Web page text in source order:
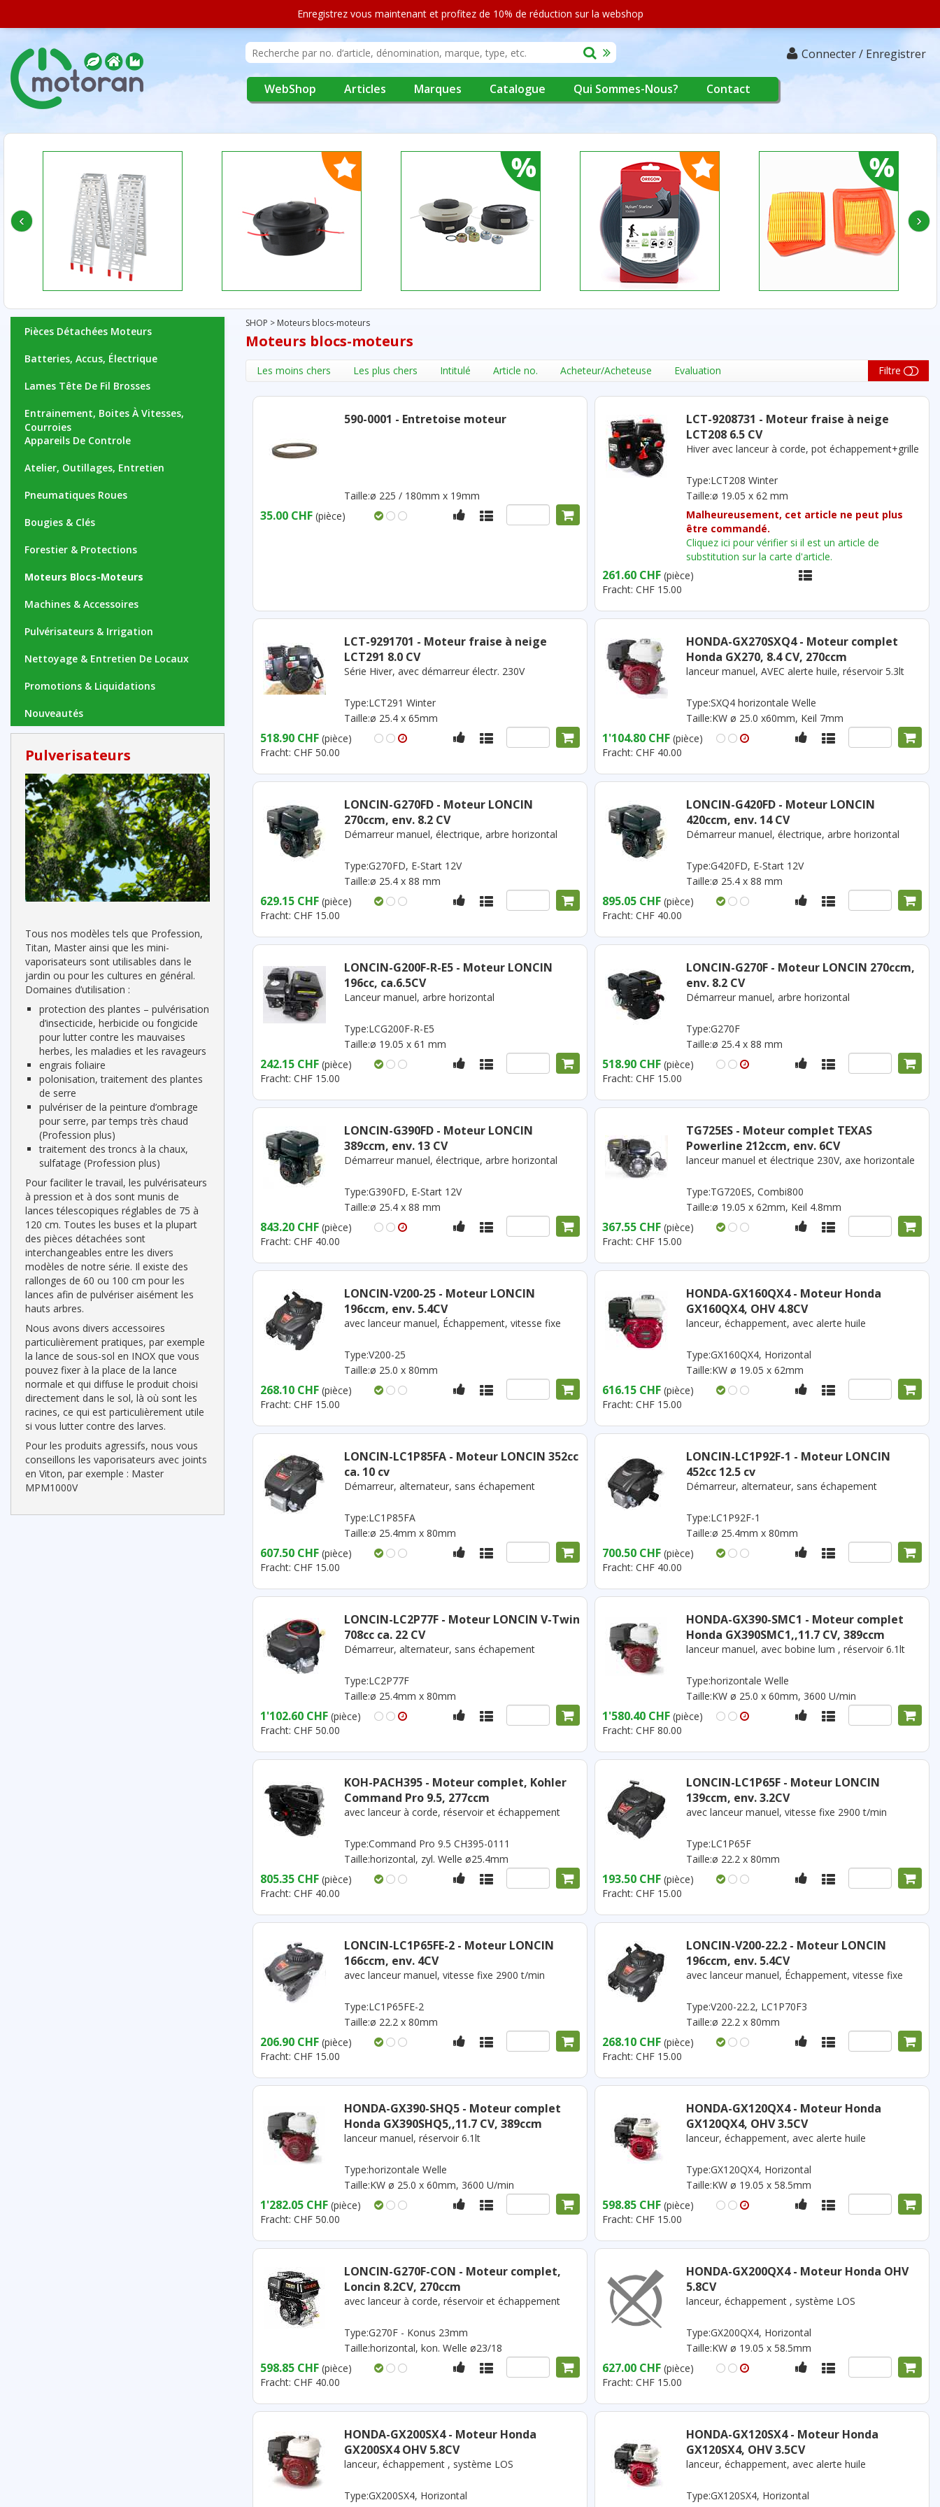
Enregistrez vous maintenant et profitez de 10% de réduction sur la webshop
Connecter / Enregistrer
WebShop Articles Marques Catalogue Qui Sommes-Nous? Contact
‹ ›
Pièces Détachées Moteurs
Batteries, Accus, Électrique
Lames Tête De Fil Brosses
Entrainement, Boites À Vitesses,
Courroies
Appareils De Controle
Atelier, Outillages, Entretien
Pneumatiques Roues
Bougies & Clés
Forestier & Protections
Moteurs Blocs-Moteurs
Machines & Accessoires
Pulvérisateurs & Irrigation
Nettoyage & Entretien De Locaux
Promotions & Liquidations
Nouveautés
Pulverisateurs
Tous nos modèles tels que Profession,
Titan, Master ainsi que les mini-
vaporisateurs sont utilisables dans le
jardin ou pour les cultures en général.
Domaines d’utilisation :
protection des plantes – pulvérisation
d’insecticide, herbicide ou fongicide
pour lutter contre les mauvaises
herbes, les maladies et les ravageurs
engrais foliaire
polonisation, traitement des plantes
de serre
pulvériser de la peinture d’ombrage
pour serre, par temps très chaud
(Profession plus)
traitement des troncs à la chaux,
sulfatage (Profession plus)
Pour faciliter le travail, les pulvérisateurs
à pression et à dos sont munis de
lances télescopiques réglables de 75 à
120 cm. Toutes les buses et la plupart
des pièces détachées sont
interchangeables entre les divers
modèles de notre série. Il existe des
rallonges de 60 ou 100 cm pour les
lances afin de pulvériser aisément les
hauts arbres.
Nous avons divers accessoires
particulièrement pratiques, par exemple
la lance de sous-sol en INOX que vous
pouvez fixer à la place de la lance
normale et qui diffuse le produit choisi
directement dans le sol, là où sont les
racines, ce qui est particulièrement utile
si vous lutter contre des larves.
Pour les produits agressifs, nous vous
conseillons les vaporisateurs avec joints
en Viton, par exemple : Master
MPM1000V
SHOP > Moteurs blocs-moteurs
Moteurs blocs-moteurs
Les moins chers Les plus chers Intitulé Article no. Acheteur/Acheteuse Evaluation Filtre
590-0001 - Entretoise moteur
Taille:ø 225 / 180mm x 19mm
35.00 CHF (pièce)
LCT-9208731 - Moteur fraise à neige
LCT208 6.5 CV
Hiver avec lanceur à corde, pot échappement+grille
Type:LCT208 Winter
Taille:ø 19.05 x 62 mm
Malheureusement, cet article ne peut plus
être commandé.
Cliquez ici pour vérifier si il est un article de
substitution sur la carte d'article.
261.60 CHF (pièce)
Fracht: CHF 15.00
LCT-9291701 - Moteur fraise à neige
LCT291 8.0 CV
Série Hiver, avec démarreur électr. 230V
Type:LCT291 Winter
Taille:ø 25.4 x 65mm
518.90 CHF (pièce)
Fracht: CHF 50.00
HONDA-GX270SXQ4 - Moteur complet
Honda GX270, 8.4 CV, 270ccm
lanceur manuel, AVEC alerte huile, réservoir 5.3lt
Type:SXQ4 horizontale Welle
Taille:KW ø 25.0 x60mm, Keil 7mm
1'104.80 CHF (pièce)
Fracht: CHF 40.00
LONCIN-G270FD - Moteur LONCIN
270ccm, env. 8.2 CV
Démarreur manuel, électrique, arbre horizontal
Type:G270FD, E-Start 12V
Taille:ø 25.4 x 88 mm
629.15 CHF (pièce)
Fracht: CHF 15.00
LONCIN-G420FD - Moteur LONCIN
420ccm, env. 14 CV
Démarreur manuel, électrique, arbre horizontal
Type:G420FD, E-Start 12V
Taille:ø 25.4 x 88 mm
895.05 CHF (pièce)
Fracht: CHF 40.00
LONCIN-G200F-R-E5 - Moteur LONCIN
196cc, ca.6.5CV
Lanceur manuel, arbre horizontal
Type:LCG200F-R-E5
Taille:ø 19.05 x 61 mm
242.15 CHF (pièce)
Fracht: CHF 15.00
LONCIN-G270F - Moteur LONCIN 270ccm,
env. 8.2 CV
Démarreur manuel, arbre horizontal
Type:G270F
Taille:ø 25.4 x 88 mm
518.90 CHF (pièce)
Fracht: CHF 15.00
LONCIN-G390FD - Moteur LONCIN
389ccm, env. 13 CV
Démarreur manuel, électrique, arbre horizontal
Type:G390FD, E-Start 12V
Taille:ø 25.4 x 88 mm
843.20 CHF (pièce)
Fracht: CHF 40.00
TG725ES - Moteur complet TEXAS
Powerline 212ccm, env. 6CV
lanceur manuel et électrique 230V, axe horizontale
Type:TG720ES, Combi800
Taille:ø 19.05 x 62mm, Keil 4.8mm
367.55 CHF (pièce)
Fracht: CHF 15.00
LONCIN-V200-25 - Moteur LONCIN
196ccm, env. 5.4CV
avec lanceur manuel, Échappement, vitesse fixe
Type:V200-25
Taille:ø 25.0 x 80mm
268.10 CHF (pièce)
Fracht: CHF 15.00
HONDA-GX160QX4 - Moteur Honda
GX160QX4, OHV 4.8CV
lanceur, échappement, avec alerte huile
Type:GX160QX4, Horizontal
Taille:KW ø 19.05 x 62mm
616.15 CHF (pièce)
Fracht: CHF 15.00
LONCIN-LC1P85FA - Moteur LONCIN 352cc
ca. 10 cv
Démarreur, alternateur, sans échapement
Type:LC1P85FA
Taille:ø 25.4mm x 80mm
607.50 CHF (pièce)
Fracht: CHF 15.00
LONCIN-LC1P92F-1 - Moteur LONCIN
452cc 12.5 cv
Démarreur, alternateur, sans échapement
Type:LC1P92F-1
Taille:ø 25.4mm x 80mm
700.50 CHF (pièce)
Fracht: CHF 40.00
LONCIN-LC2P77F - Moteur LONCIN V-Twin
708cc ca. 22 CV
Démarreur, alternateur, sans échapement
Type:LC2P77F
Taille:ø 25.4mm x 80mm
1'102.60 CHF (pièce)
Fracht: CHF 50.00
HONDA-GX390-SMC1 - Moteur complet
Honda GX390SMC1,,11.7 CV, 389ccm
lanceur manuel, avec bobine lum , réservoir 6.1lt
Type:horizontale Welle
Taille:KW ø 25.0 x 60mm, 3600 U/min
1'580.40 CHF (pièce)
Fracht: CHF 80.00
KOH-PACH395 - Moteur complet, Kohler
Command Pro 9.5, 277ccm
avec lanceur à corde, réservoir et échappement
Type:Command Pro 9.5 CH395-0111
Taille:horizontal, zyl. Welle ø25.4mm
805.35 CHF (pièce)
Fracht: CHF 40.00
LONCIN-LC1P65F - Moteur LONCIN
139ccm, env. 3.2CV
avec lanceur manuel, vitesse fixe 2900 t/min
Type:LC1P65F
Taille:ø 22.2 x 80mm
193.50 CHF (pièce)
Fracht: CHF 15.00
LONCIN-LC1P65FE-2 - Moteur LONCIN
166ccm, env. 4CV
avec lanceur manuel, vitesse fixe 2900 t/min
Type:LC1P65FE-2
Taille:ø 22.2 x 80mm
206.90 CHF (pièce)
Fracht: CHF 15.00
LONCIN-V200-22.2 - Moteur LONCIN
196ccm, env. 5.4CV
avec lanceur manuel, Échappement, vitesse fixe
Type:V200-22.2, LC1P70F3
Taille:ø 22.2 x 80mm
268.10 CHF (pièce)
Fracht: CHF 15.00
HONDA-GX390-SHQ5 - Moteur complet
Honda GX390SHQ5,,11.7 CV, 389ccm
lanceur manuel, réservoir 6.1lt
Type:horizontale Welle
Taille:KW ø 25.0 x 60mm, 3600 U/min
1'282.05 CHF (pièce)
Fracht: CHF 50.00
HONDA-GX120QX4 - Moteur Honda
GX120QX4, OHV 3.5CV
lanceur, échappement, avec alerte huile
Type:GX120QX4, Horizontal
Taille:KW ø 19.05 x 58.5mm
598.85 CHF (pièce)
Fracht: CHF 15.00
LONCIN-G270F-CON - Moteur complet,
Loncin 8.2CV, 270ccm
avec lanceur à corde, réservoir et échappement
Type:G270F - Konus 23mm
Taille:horizontal, kon. Welle ø23/18
598.85 CHF (pièce)
Fracht: CHF 40.00
HONDA-GX200QX4 - Moteur Honda OHV
5.8CV
lanceur, échappement , système LOS
Type:GX200QX4, Horizontal
Taille:KW ø 19.05 x 58.5mm
627.00 CHF (pièce)
Fracht: CHF 15.00
HONDA-GX200SX4 - Moteur Honda
GX200SX4 OHV 5.8CV
lanceur, échappement , système LOS
Type:GX200SX4, Horizontal
HONDA-GX120SX4 - Moteur Honda
GX120SX4, OHV 3.5CV
lanceur, échappement, avec alerte huile
Type:GX120SX4, Horizontal